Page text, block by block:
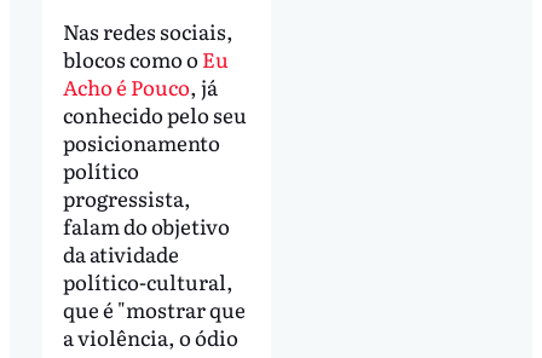
Nas redes sociais,
blocos como o Eu
Acho é Pouco, já
conhecido pelo seu
posicionamento
político
progressista,
falam do objetivo
da atividade
político-cultural,
que é "mostrar que
a violência, o ódio